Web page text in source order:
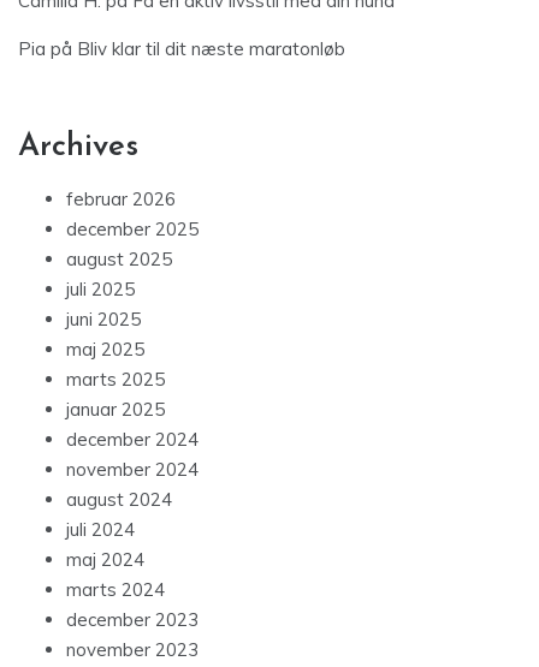
Pia på Bliv klar til dit næste maratonløb
Archives
februar 2026
december 2025
august 2025
juli 2025
juni 2025
maj 2025
marts 2025
januar 2025
december 2024
november 2024
august 2024
juli 2024
maj 2024
marts 2024
december 2023
november 2023